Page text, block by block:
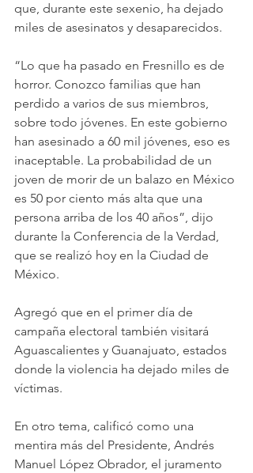
que, durante este sexenio, ha dejado
miles de asesinatos y desaparecidos.
“Lo que ha pasado en Fresnillo es de
horror. Conozco familias que han
perdido a varios de sus miembros,
sobre todo jóvenes. En este gobierno
han asesinado a 60 mil jóvenes, eso es
inaceptable. La probabilidad de un
joven de morir de un balazo en México
es 50 por ciento más alta que una
persona arriba de los 40 años”, dijo
durante la Conferencia de la Verdad,
que se realizó hoy en la Ciudad de
México.
Agregó que en el primer día de
campaña electoral también visitará
Aguascalientes y Guanajuato, estados
donde la violencia ha dejado miles de
víctimas.
En otro tema, calificó como una
mentira más del Presidente, Andrés
Manuel López Obrador, el juramento